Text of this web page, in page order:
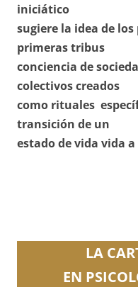
iniciático
sugiere la idea de
primeras tribus
conciencia de
colectivos creados
como rituales
transición de un
estado de vida vida
LA
EN